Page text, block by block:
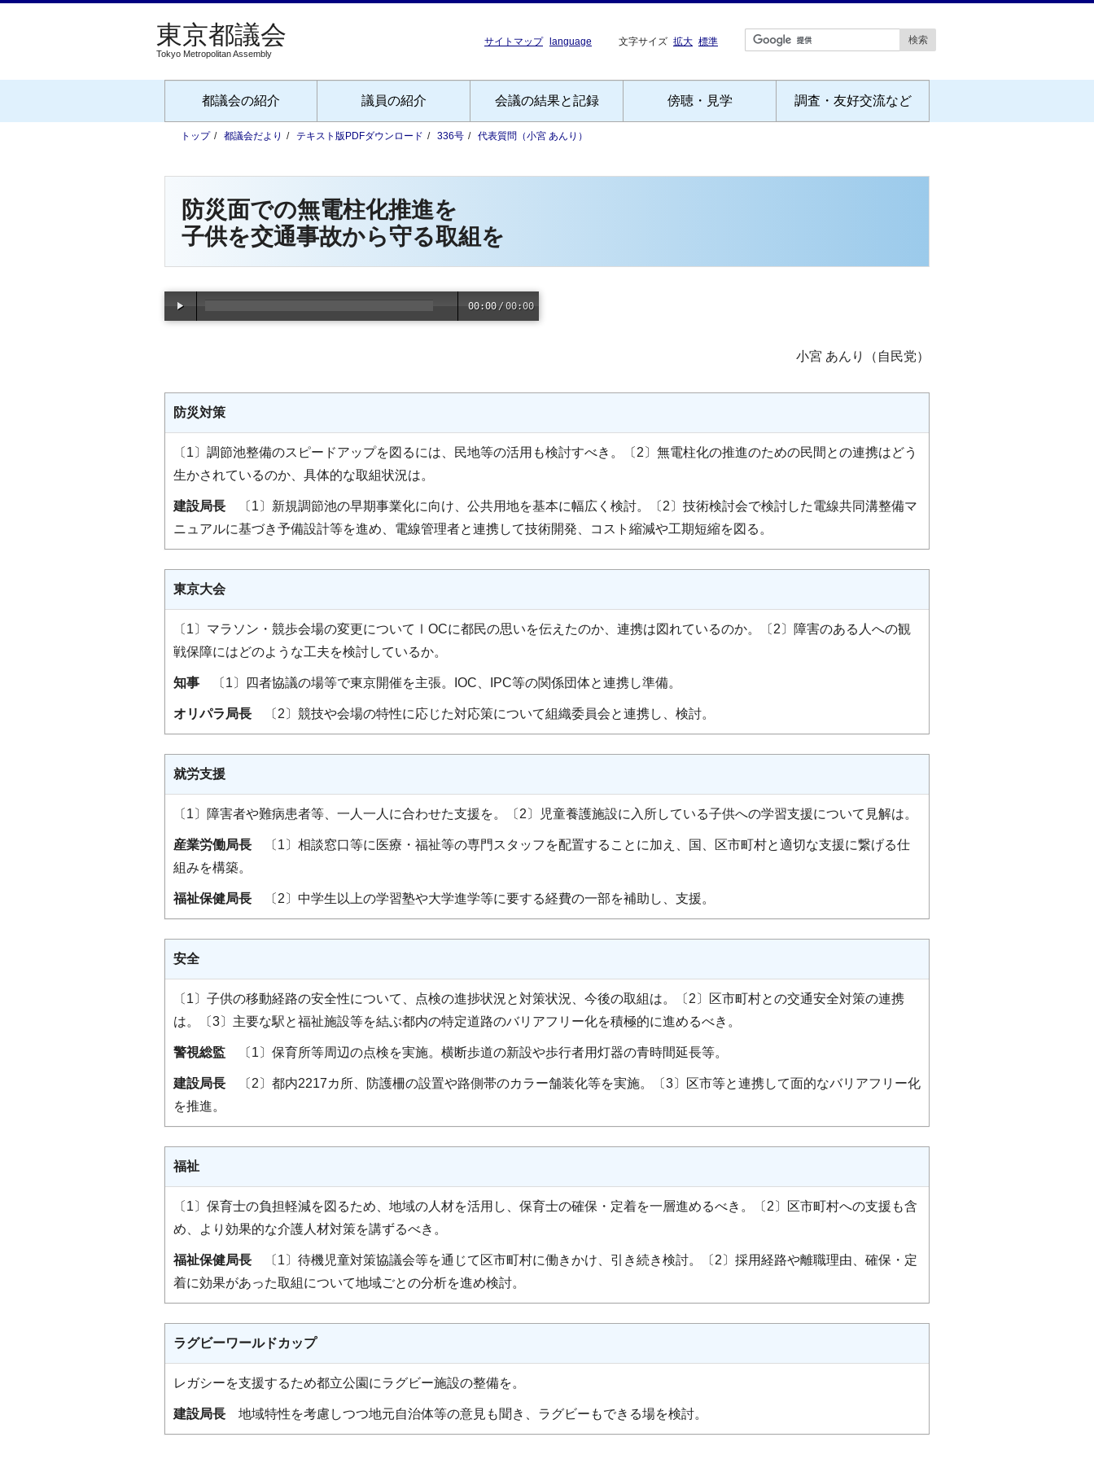
Tokyo Metropolitan Assembly
サイトマップ language 文字サイズ 拡大 標準
都議会の紹介 議員の紹介 会議の結果と記録 傍聴・見学 調査・友好交流など
トップ 都議会だより テキスト版PDFダウンロード 336号 代表質問（小宮 あんり）
防災面での無電柱化推進を
子供を交通事故から守る取組を
00:00 /00:00
小宮 あんり（自民党）
防災対策
〔1〕調節池整備のスピードアップを図るには、民地等の活用も検討すべき。〔2〕無電柱化の推進のための民間との連携はどう
生かされているのか、具体的な取組状況は。
建設局長 〔1〕新規調節池の早期事業化に向け、公共用地を基本に幅広く検討。〔2〕技術検討会で検討した電線共同溝整備マ
ニュアルに基づき予備設計等を進め、電線管理者と連携して技術開発、コスト縮減や工期短縮を図る。
東京大会
〔1〕マラソン・競歩会場の変更についてⅠОCに都民の思いを伝えたのか、連携は図れているのか。〔2〕障害のある人への観
戦保障にはどのような工夫を検討しているか。
知事 〔1〕四者協議の場等で東京開催を主張。IOC、IPC等の関係団体と連携し準備。
オリパラ局長 〔2〕競技や会場の特性に応じた対応策について組織委員会と連携し、検討。
就労支援
〔1〕障害者や難病患者等、一人一人に合わせた支援を。〔2〕児童養護施設に入所している子供への学習支援について見解は。
産業労働局長 〔1〕相談窓口等に医療・福祉等の専門スタッフを配置することに加え、国、区市町村と適切な支援に繋げる仕
組みを構築。
福祉保健局長 〔2〕中学生以上の学習塾や大学進学等に要する経費の一部を補助し、支援。
安全
〔1〕子供の移動経路の安全性について、点検の進捗状況と対策状況、今後の取組は。〔2〕区市町村との交通安全対策の連携
は。〔3〕主要な駅と福祉施設等を結ぶ都内の特定道路のバリアフリー化を積極的に進めるべき。
警視総監 〔1〕保育所等周辺の点検を実施。横断歩道の新設や歩行者用灯器の青時間延長等。
建設局長 〔2〕都内2217カ所、防護柵の設置や路側帯のカラー舗装化等を実施。〔3〕区市等と連携して面的なバリアフリー化
を推進。
福祉
〔1〕保育士の負担軽減を図るため、地域の人材を活用し、保育士の確保・定着を一層進めるべき。〔2〕区市町村への支援も含
め、より効果的な介護人材対策を講ずるべき。
福祉保健局長 〔1〕待機児童対策協議会等を通じて区市町村に働きかけ、引き続き検討。〔2〕採用経路や離職理由、確保・定
着に効果があった取組について地域ごとの分析を進め検討。
ラグビーワールドカップ
レガシーを支援するため都立公園にラグビー施設の整備を。
建設局長 地域特性を考慮しつつ地元自治体等の意見も聞き、ラグビーもできる場を検討。